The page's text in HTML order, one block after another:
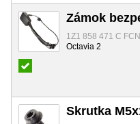
Zámok
1Z1 858 471 C
Octavia 2
Skrutka